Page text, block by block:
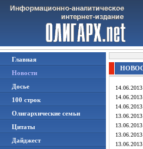
Главная
Новости
Досье
100 строк
Олигархические семьи
Цитаты
Дайджест